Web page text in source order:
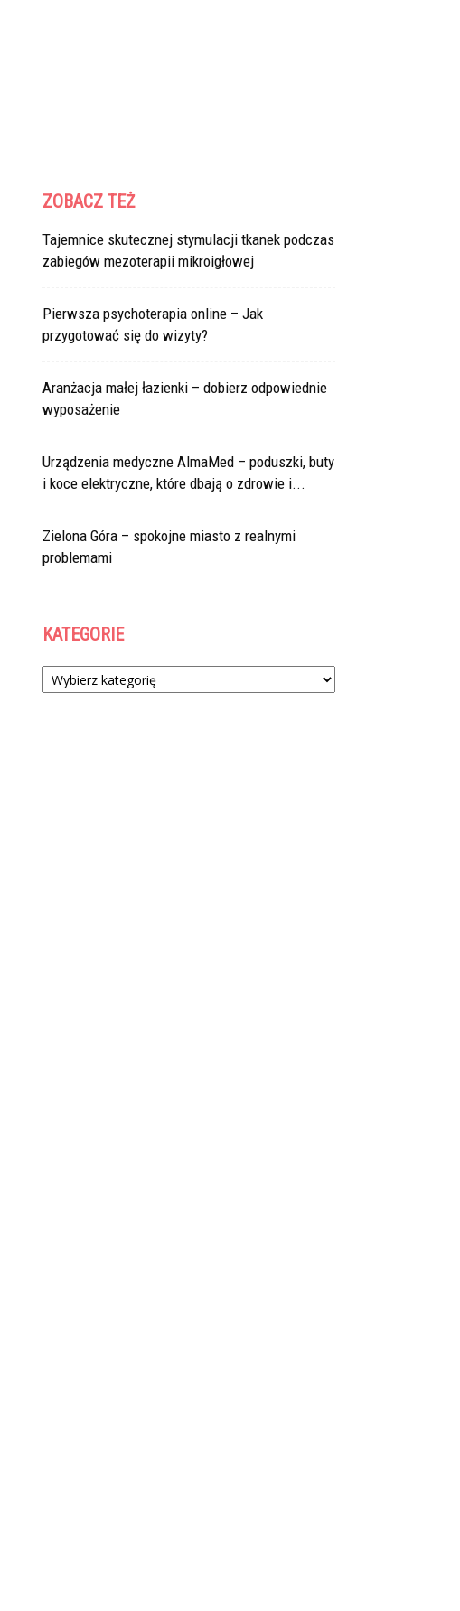
ZOBACZ TEŻ
Tajemnice skutecznej stymulacji tkanek podczas
zabiegów mezoterapii mikroigłowej
Pierwsza psychoterapia online – Jak
przygotować się do wizyty?
Aranżacja małej łazienki – dobierz odpowiednie
wyposażenie
Urządzenia medyczne AlmaMed – poduszki, buty
i koce elektryczne, które dbają o zdrowie i...
Zielona Góra – spokojne miasto z realnymi
problemami
KATEGORIE
Kategorie